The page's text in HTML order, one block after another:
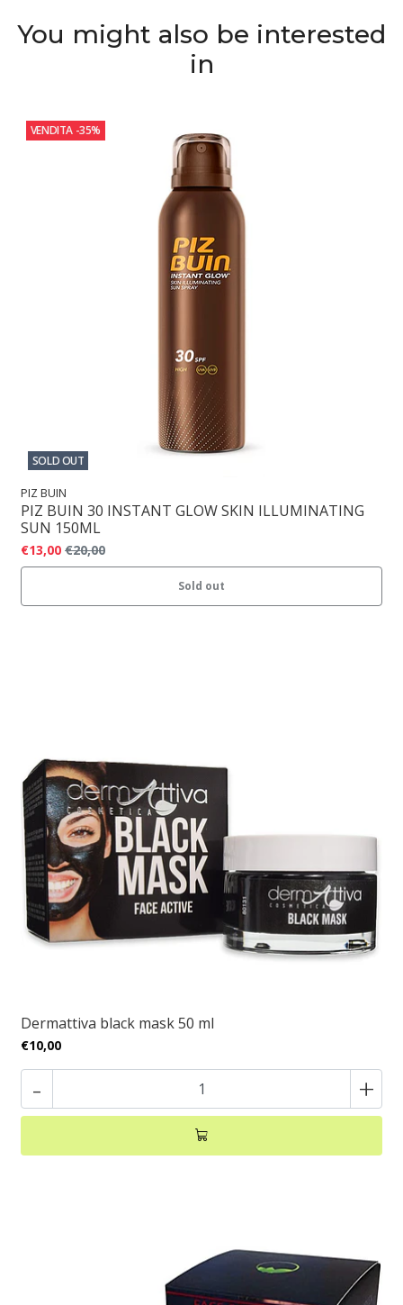
You might also be interested
in
VENDITA -35%
SOLD OUT
PIZ BUIN
PIZ BUIN 30 INSTANT GLOW SKIN ILLUMINATING
SUN 150ML
€13,00 €20,00
Sold out
Dermattiva black mask 50 ml
€10,00
- +